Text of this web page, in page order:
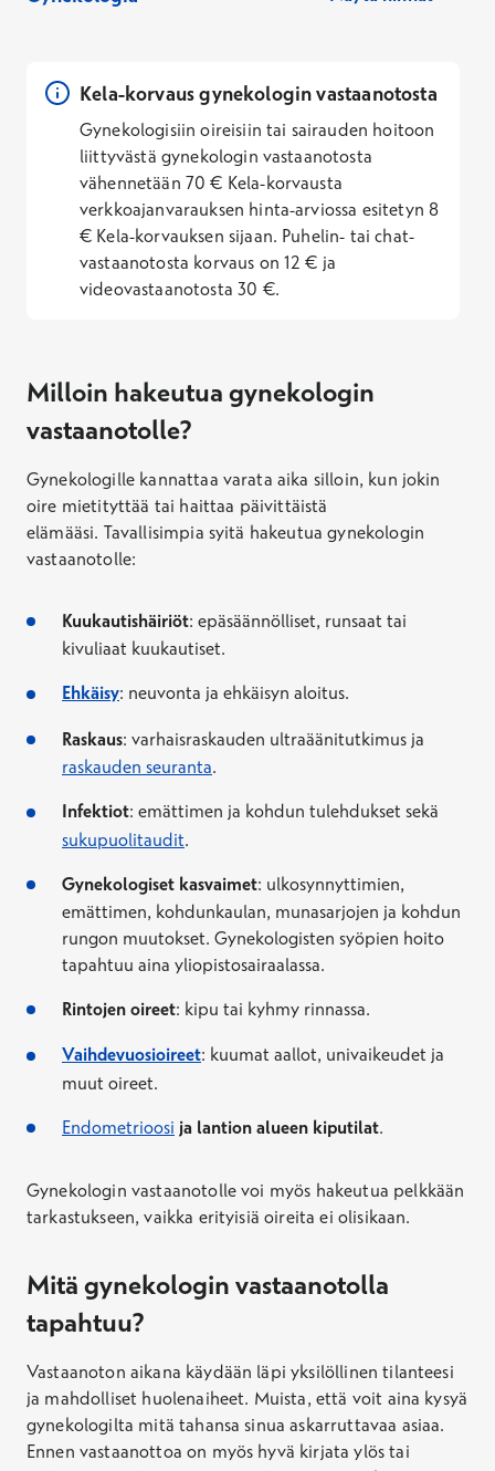
Arkisin klo 21–7 hintojen korotus noin 50 prosenttia
Lauantaisin klo 7–18 välillä noin 25 prosenttia
sunnuntaisin, pyhinä, joulu- ja juhannusaattoina noin
Hinta 120,60–196,60 €, Kela-korvauksen jälkeen
50,60–126,60 €.
139,75 €
Kela-korvauksen jälkeen
Vastaanottokäynti, enintään 20 min
Hinta 136,60–303,60 €, Kela-korvauksen jälkeen
66,60–233,60 €.
178,59 €
Kela-korvauksen jälkeen
Hinta 169,00–443,10 €, Kela-korvauksen jälkeen
99,00–373,10 €.
201,97 €
Kela-korvauksen jälkeen
Vastaanottokäynti, enintään 45 min
Hinta 176,60–566,60 €, Kela-korvauksen jälkeen
106,60–496,60 €.
Kela-korvaus gynekologin vastaanotosta
Gynekologisiin oireisiin tai sairauden hoitoon
liittyvästä gynekologin vastaanotosta
vähennetään 70 € Kela-korvausta
verkkoajanvarauksen hinta-arviossa esitetyn 8
€ Kela-korvauksen sijaan. Puhelin- tai chat-
vastaanotosta korvaus on 12 € ja
videovastaanotosta 30 €.
Milloin hakeutua gynekologin
vastaanotolle?
Gynekologille kannattaa varata aika silloin, kun jokin
oire mietityttää tai haittaa päivittäistä
elämääsi. Tavallisimpia syitä hakeutua gynekologin
vastaanotolle:
Kuukautishäiriöt: epäsäännölliset, runsaat tai
kivuliaat kuukautiset.
Ehkäisy: neuvonta ja ehkäisyn aloitus.
Raskaus: varhaisraskauden ultraäänitutkimus ja
raskauden seuranta.
Infektiot: emättimen ja kohdun tulehdukset sekä
sukupuolitaudit.
Gynekologiset kasvaimet: ulkosynnyttimien,
emättimen, kohdunkaulan, munasarjojen ja kohdun
rungon muutokset. Gynekologisten syöpien hoito
tapahtuu aina yliopistosairaalassa.
Rintojen oireet: kipu tai kyhmy rinnassa.
Vaihdevuosioireet: kuumat aallot, univaikeudet ja
muut oireet.
Endometrioosi ja lantion alueen kiputilat.
Gynekologin vastaanotolle voi myös hakeutua pelkkään
tarkastukseen, vaikka erityisiä oireita ei olisikaan.
Mitä gynekologin vastaanotolla
tapahtuu?
Vastaanoton aikana käydään läpi yksilöllinen tilanteesi
ja mahdolliset huolenaiheet. Muista, että voit aina kysyä
gynekologilta mitä tahansa sinua askarruttavaa asiaa.
Ennen vastaanottoa on myös hyvä kirjata ylös tai